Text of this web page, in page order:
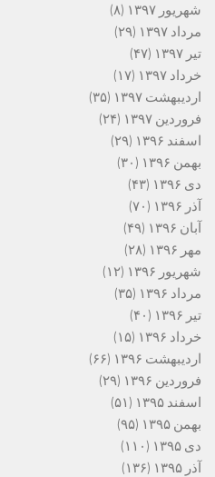
شهریور ۱۳۹۷
(۸)
مرداد ۱۳۹۷
(۲۹)
تیر ۱۳۹۷
(۴۷)
خرداد ۱۳۹۷
(۱۷)
اردیبهشت ۱۳۹۷
(۳۵)
فروردین ۱۳۹۷
(۲۴)
اسفند ۱۳۹۶
(۲۹)
بهمن ۱۳۹۶
(۳۰)
دی ۱۳۹۶
(۴۳)
آذر ۱۳۹۶
(۷۰)
آبان ۱۳۹۶
(۴۹)
مهر ۱۳۹۶
(۲۸)
شهریور ۱۳۹۶
(۱۲)
مرداد ۱۳۹۶
(۳۵)
تیر ۱۳۹۶
(۴۰)
خرداد ۱۳۹۶
(۱۵)
اردیبهشت ۱۳۹۶
(۶۶)
فروردین ۱۳۹۶
(۲۹)
اسفند ۱۳۹۵
(۵۱)
بهمن ۱۳۹۵
(۹۵)
دی ۱۳۹۵
(۱۱۰)
آذر ۱۳۹۵
(۱۳۶)